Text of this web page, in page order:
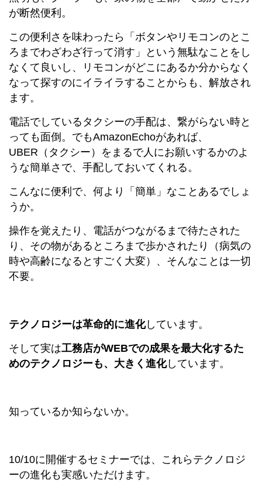
が断然便利。
この便利さを味わったら「ボタンやリモコンのとこ
ろまでわざわざ行って消す」という無駄なことをし
なくて良いし、リモコンがどこにあるか分からなく
なって探すのにイライラすることからも、解放され
ます。
電話でしているタクシーの手配は、繋がらない時と
っても面倒。でもAmazonEchoがあれば、
UBER（タクシー）をまるで人にお願いするかのよ
うな簡単さで、手配しておいてくれる。
こんなに便利で、何より「簡単」なことあるでしょ
うか。
操作を覚えたり、電話がつながるまで待たされた
り、その物があるところまで歩かされたり（病気の
時や高齢になるとすごく大変）、そんなことは一切
不要。
テクノロジーは革命的に進化しています。
そして実は工務店がWEBでの成果を最大化するた
めのテクノロジーも、大きく進化しています。
知っているか知らないか。
10/10に開催するセミナーでは、これらテクノロジ
ーの進化も実感いただけます。